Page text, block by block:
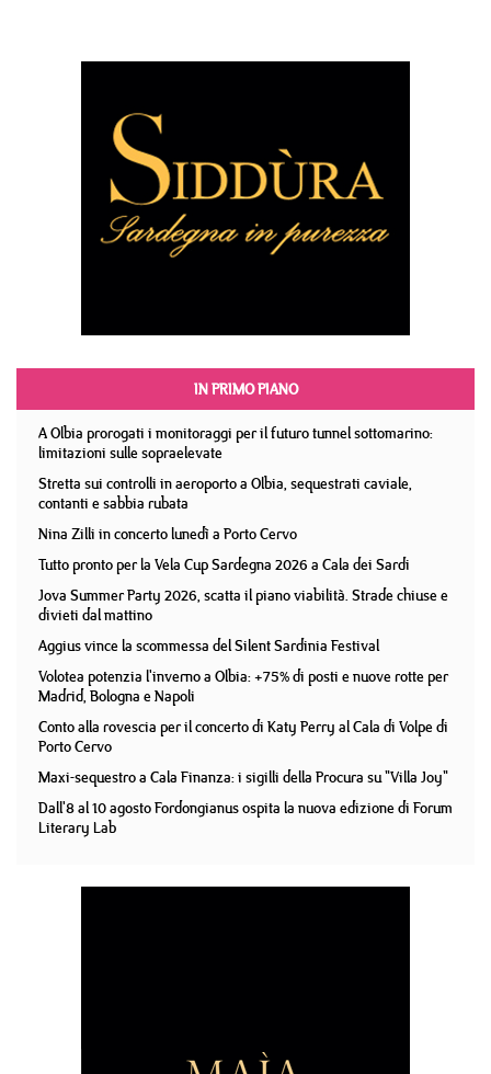
IN PRIMO PIANO
A Olbia prorogati i monitoraggi per il futuro tunnel sottomarino:
limitazioni sulle sopraelevate
Stretta sui controlli in aeroporto a Olbia, sequestrati caviale,
contanti e sabbia rubata
Nina Zilli in concerto lunedì a Porto Cervo
Tutto pronto per la Vela Cup Sardegna 2026 a Cala dei Sardi
Jova Summer Party 2026, scatta il piano viabilità. Strade chiuse e
divieti dal mattino
Aggius vince la scommessa del Silent Sardinia Festival
Volotea potenzia l'inverno a Olbia: +75% di posti e nuove rotte per
Madrid, Bologna e Napoli
Conto alla rovescia per il concerto di Katy Perry al Cala di Volpe di
Porto Cervo
Maxi-sequestro a Cala Finanza: i sigilli della Procura su "Villa Joy"
Dall'8 al 10 agosto Fordongianus ospita la nuova edizione di Forum
Literary Lab